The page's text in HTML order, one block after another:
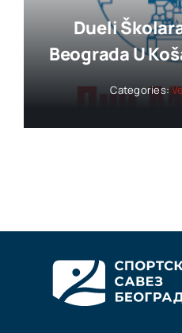
Dueli
Beograda U
Categories: